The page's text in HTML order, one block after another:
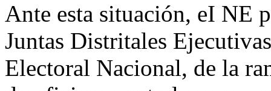
Ante esta situación, eI NE
Juntas Distritales
Electoral Nacional, de la